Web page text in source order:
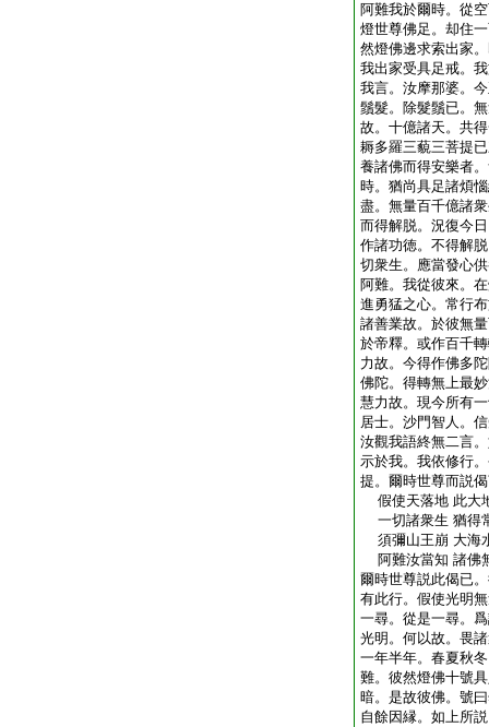
阿難我於爾時。從
燈世尊佛足。却住
然燈佛邊求索出家
我出家受具足戒。
我言。汝摩那婆。
鬚髮。除髮鬚已。
故。十億諸天。共
耨多羅三藐三菩提
養諸佛而得安樂者
時。猶尚具足諸煩
盡。無量百千億諸
而得解脱。況復今
作諸功徳。不得解
切衆生。應當發心
阿難。我從彼來。
進勇猛之心。常行
諸善業故。於彼無
於帝釋。或作百千
力故。今得作佛多
佛陀。得轉無上最
慧力故。現今所有
居士。沙門智人。
汝觀我語終無二言
示於我。我依修行
提。爾時世尊而説
假使天落地 此大
一切諸衆生 猶得
須彌山王崩 大海
阿難汝當知 諸佛
爾時世尊説此偈已
有此行。假使光明
一尋。從是一尋。
光明。何以故。畏
一年半年。春夏秋
難。彼然燈佛十號
暗。是故彼佛。號
自餘因縁。如上所説